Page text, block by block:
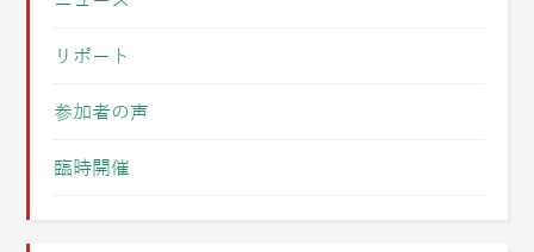
リポート
参加者の声
臨時開催